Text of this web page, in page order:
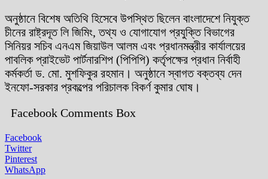
অনুষ্ঠানে বিশেষ অতিথি হিসেবে উপস্থিত ছিলেন বাংলাদেশে নিযুক্ত
চীনের রাষ্ট্রদূত লি জিমিং, তথ্য ও যোগাযোগ প্রযুক্তি বিভাগের
সিনিয়র সচিব এনএম জিয়াউল আলম এবং প্রধানমন্ত্রীর কার্যালয়ের
পাবলিক প্রাইভেট পার্টনারশিপ (পিপিপি) কর্তৃপক্ষের প্রধান নির্বাহী
কর্মকর্তা ড. মো. মুশফিকুর রহমান। অনুষ্ঠানে স্বাগত বক্তব্য দেন
ইনফো-সরকার প্রকল্পের পরিচালক বিকর্ণ কুমার ঘোষ।
Facebook Comments Box
Facebook
Twitter
Pinterest
WhatsApp